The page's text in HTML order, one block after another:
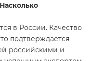
в России. Качество
подтверждается
российскими и